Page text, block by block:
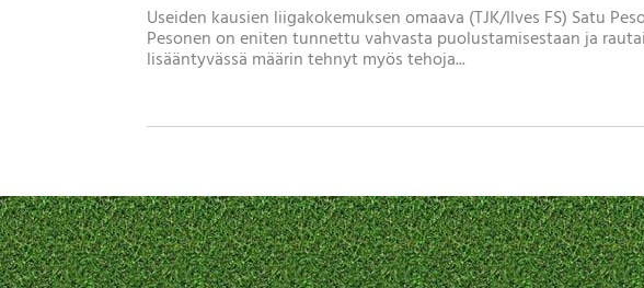
Useiden kausien liigakokemuksen omaava (TJK/Ilves FS) Satu
Pesonen on eniten tunnettu vahvasta puolustamisestaan ja
lisääntyvässä määrin tehnyt myös tehoja...